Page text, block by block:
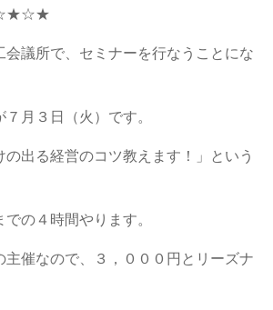
☆★☆★
会議所で、セミナーを行なうことにな
月３日（火）です。
の出る経営のコツ教えます！」という
の４時間やります。
主催なので、３，０００円とリーズナ